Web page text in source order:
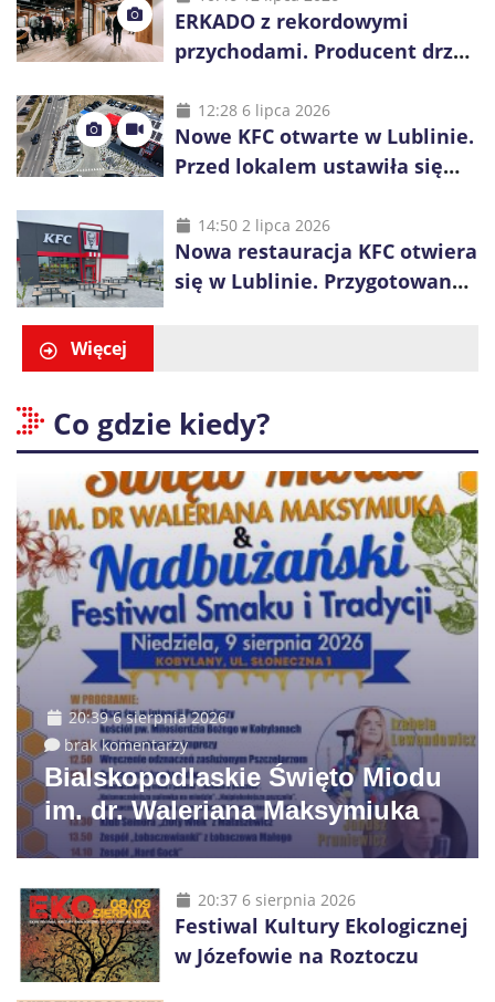
ERKADO z rekordowymi
przychodami. Producent drzwi
inwestycje
12:28 6 lipca 2026
Nowe KFC otwarte w Lublinie.
Przed lokalem ustawiła się
14:50 2 lipca 2026
Nowa restauracja KFC otwiera
się w Lublinie. Przygotowano
Więcej
Co gdzie kiedy?
20:39 6 sierpnia 2026
brak komentarzy
Bialskopodlaskie Święto Miodu
im. dr. Waleriana Maksymiuka
20:37 6 sierpnia 2026
Festiwal Kultury Ekologicznej
w Józefowie na Roztoczu